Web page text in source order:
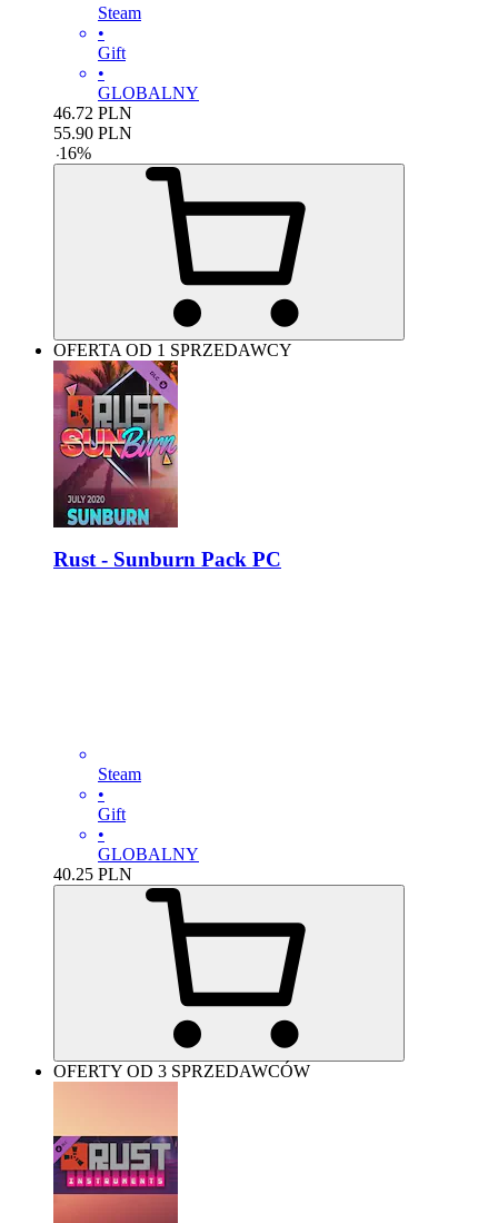
Steam
•
Gift
•
GLOBALNY
46.72 PLN
55.90 PLN
-16%
OFERTA OD 1 SPRZEDAWCY
Rust - Sunburn Pack PC
Steam
•
Gift
•
GLOBALNY
40.25 PLN
OFERTY OD 3 SPRZEDAWCÓW